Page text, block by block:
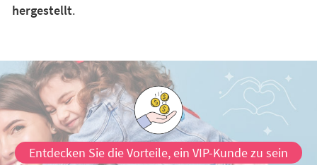
hergestellt.
Entdecken Sie die Vorteile, ein VIP-Kunde zu sein